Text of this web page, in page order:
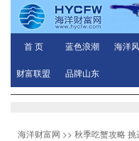
首 页 蓝色浪潮 海洋
财富联盟 品牌山东
海洋财富网 >> 秋季吃蟹攻略